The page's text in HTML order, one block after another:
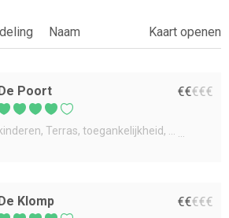
Naam Kaart openen
Poort €€€€€
kinderen Terras toegankelijkheid
Klomp €€€€€